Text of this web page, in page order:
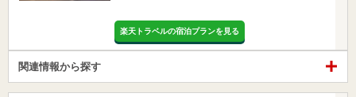
楽天トラベルの宿泊プランを見る
関連情報から探す